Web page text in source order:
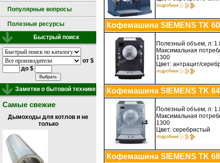
Популярные вопросы
Полезные ресурсы
Быстрый поиск
от $
до $
Заметки о бытовой технике
Самые свежие
Дымоходы для котлов и не
только
Кофемашина SIEMENS TK
Полезный объем, л:
Максимальная
1300
Цвет: антрацит/
Кофемашина SIEMENS TK
Полезный объем, л:
Максимальная
1300
Цвет: серебристый
Кофемашина SIEMENS TK